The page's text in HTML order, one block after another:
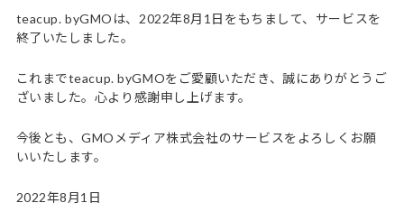
teacup. byGMOは、2022年8月1日をもちまして、サービスを
終了いたしました。
これまでteacup. byGMOをご愛顧いただき、誠にありがとうご
ざいました。心より感謝申し上げます。
今後とも、GMOメディア株式会社のサービスをよろしくお願
いいたします。
2022年8月1日